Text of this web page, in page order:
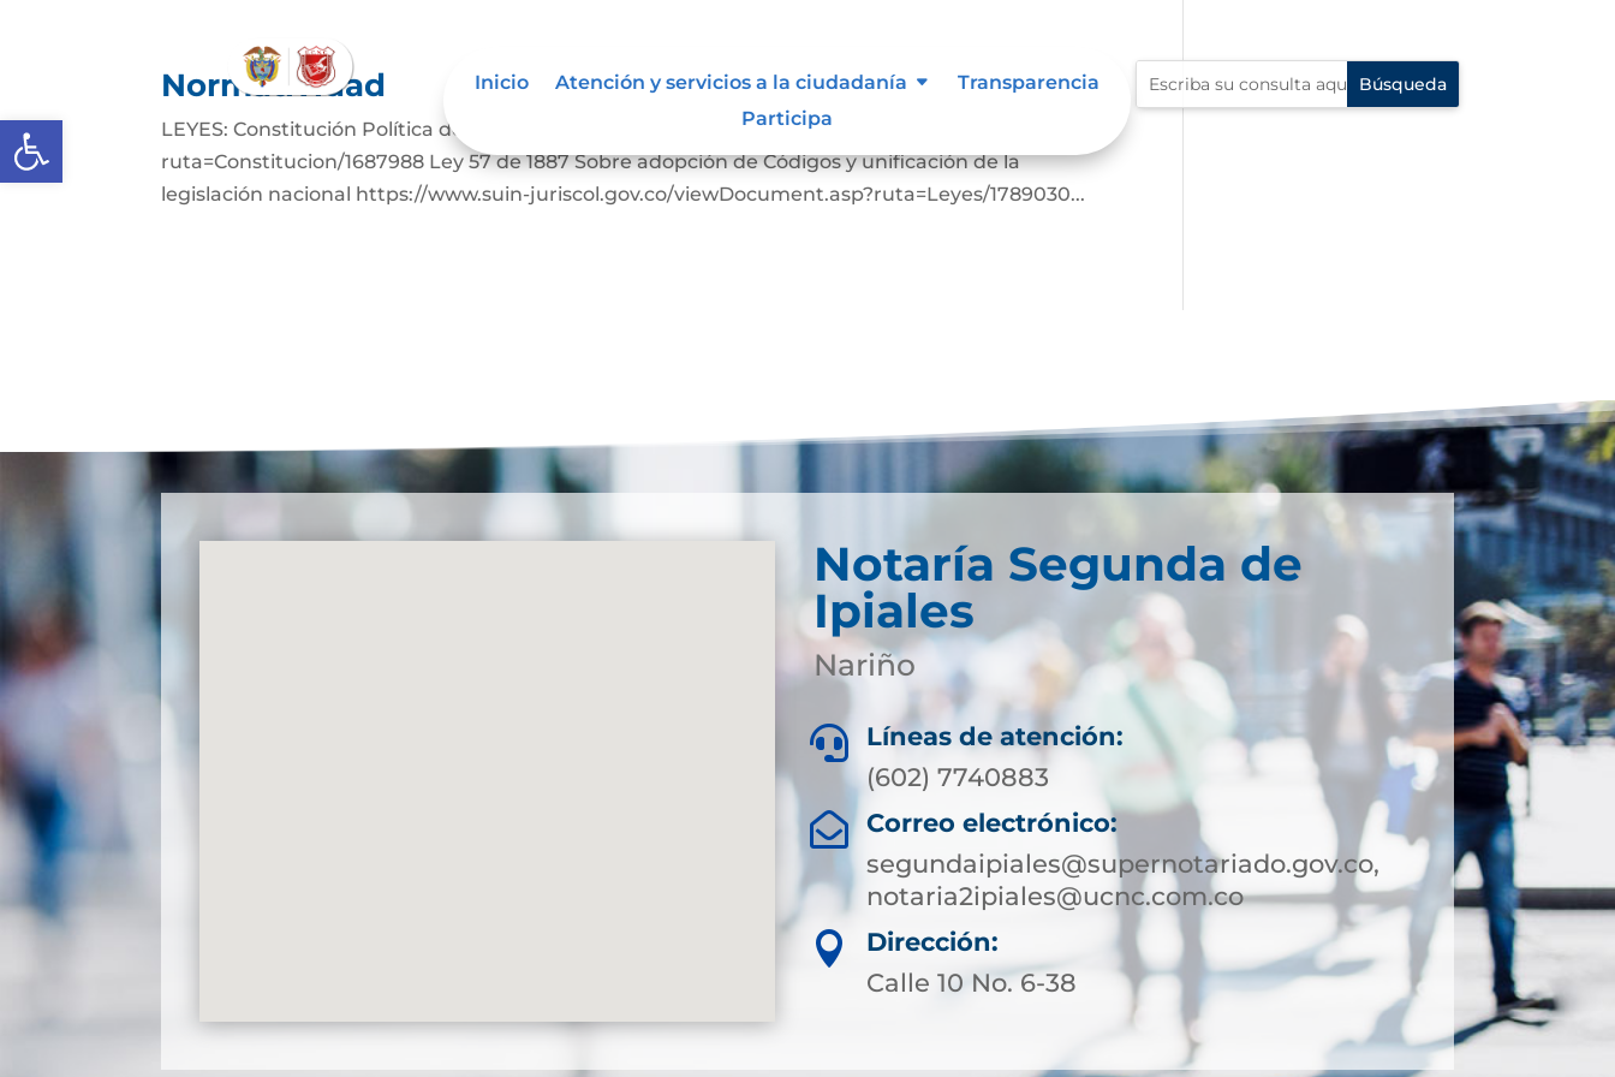
Abrir barra de herramientas
Inicio Atención y servicios a la ciudadanía
Transparencia
Participa
Normatividad
LEYES: Constitución Política de Colombia. https://www.suin-juriscol.gov.co/viewDocument.asp?
ruta=Constitucion/1687988 Ley 57 de 1887 Sobre adopción de Códigos y unificación de la
legislación nacional https://www.suin-juriscol.gov.co/viewDocument.asp?ruta=Leyes/1789030...
Notaría Segunda de
Ipiales
Nariño

Líneas de atención:
(602) 7740883

Correo electrónico:
segundaipiales@supernotariado.gov.co,
notaria2ipiales@ucnc.com.co

Dirección:
Calle 10 No. 6-38